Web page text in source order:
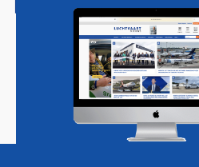
gaan
Magazine